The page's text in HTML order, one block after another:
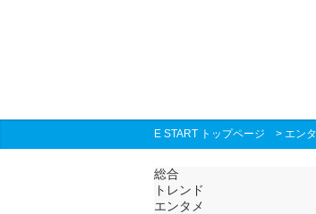
E START トップページ > エン
総合
トレンド
エンタメ